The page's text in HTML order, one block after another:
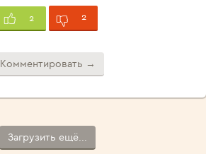
2 2
Комментировать →
Загрузить ещё...